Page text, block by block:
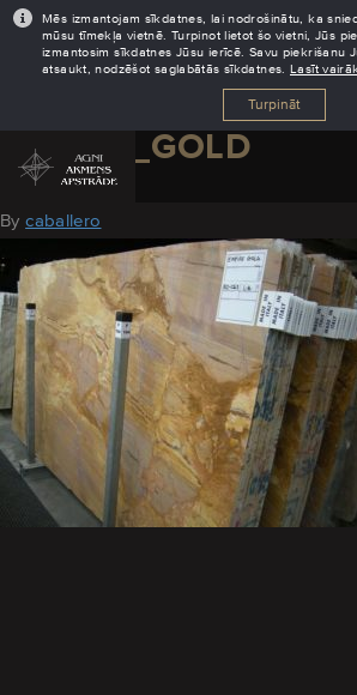
Mēs izmantojam sīkdatnes, lai nodrošinātu, ka
mūsu tīmekļa vietnē. Turpinot lietot šo vietni, Jūs
izmantosim sīkdatnes Jūsu ierīcē. Savu piekrišanu
atsaukt, nodzēšot saglabātās sīkdatnes. Lasīt vairāk
Turpināt
EMPIRE_GOLD
August 10, 2016
Bycaballero